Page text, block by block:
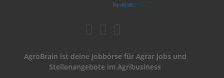
AgroBrain ist deine Jobbörse für Agrar Jobs und
Stellenangebote im Agribusiness